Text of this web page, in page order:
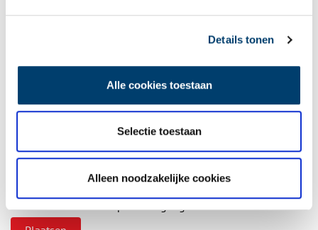
Details tonen
Alle cookies toestaan
Selectie toestaan
Alleen noodzakelijke cookies
E-mail*